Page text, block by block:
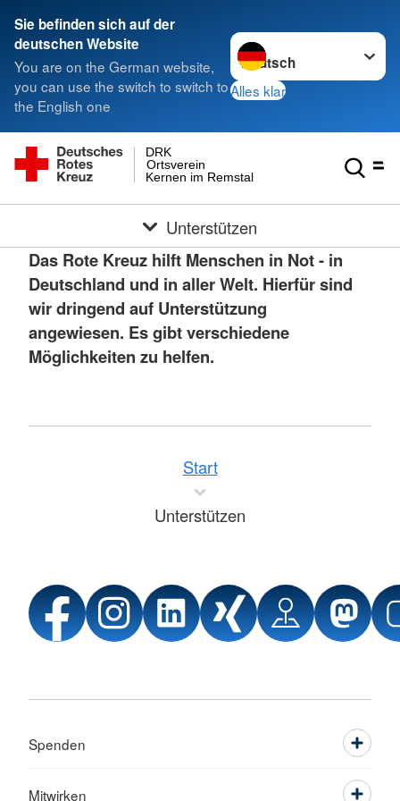
Sie befinden sich auf der
deutschen Website
You are on the German website,
you can use the switch to switch to
the English one
Sprache wechseln zu
Alles klar
Kernen im Remstal
Ortsverein
DRK
Unterstützen
Das Rote Kreuz hilft Menschen in Not - in
Deutschland und in aller Welt. Hierfür sind
wir dringend auf Unterstützung
angewiesen. Es gibt verschiedene
Möglichkeiten zu helfen.
Start
Unterstützen
Spenden
Mitwirken